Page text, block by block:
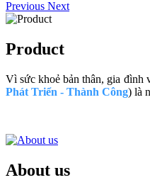
Previous Next
Product
Vì sức khoẻ bản thân, gia đình
Phát Triển - Thành Công) là
About us